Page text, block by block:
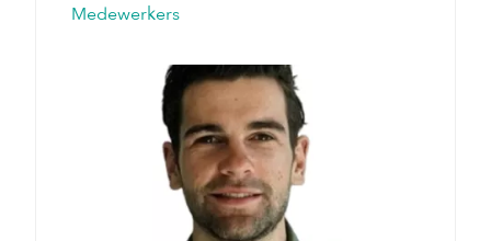
Medewerkers